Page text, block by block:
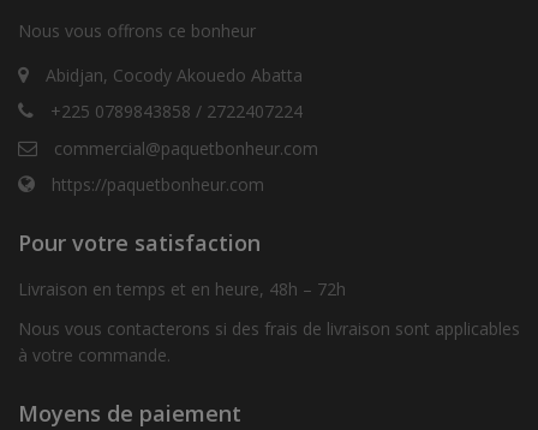
Nous vous offrons ce bonheur
Abidjan, Cocody Akouedo Abatta
+225 0789843858 / 2722407224
commercial@paquetbonheur.com
https://paquetbonheur.com
Pour votre satisfaction
Livraison en temps et en heure, 48h – 72h
Nous vous contacterons si des frais de livraison sont applicables
à votre commande.
Moyens de paiement